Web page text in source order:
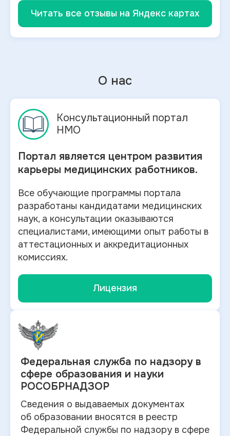
Читать все отзывы на Яндекс картах
О нас
Консультационный портал
НМО
Портал является центром развития
карьеры медицинских работников.
Все обучающие программы портала
разработаны кандидатами медицинских
наук, а консультации оказываются
специалистами, имеющими опыт работы в
аттестационных и аккредитационных
комиссиях.
Лицензия
Федеральная служба по надзору в
сфере образования и науки
РОСОБРНАДЗОР
Сведения о выдаваемых документах
об образовании вносятся в реестр
Федеральной службы по надзору в сфере